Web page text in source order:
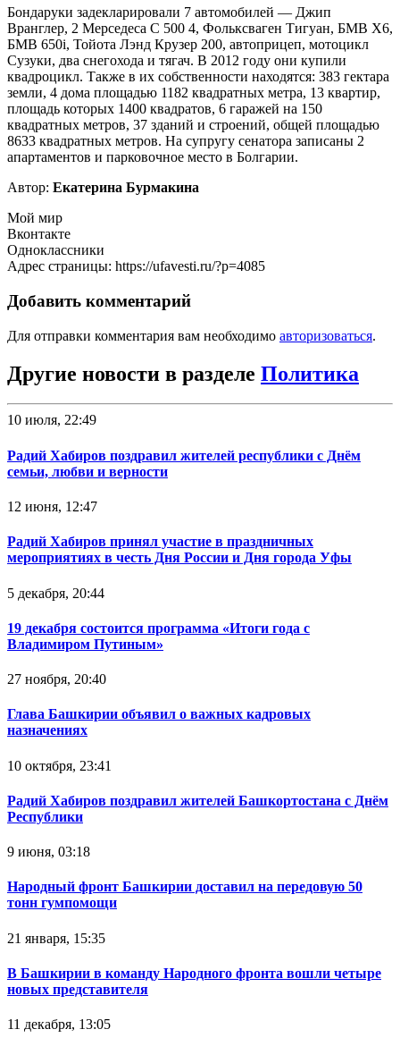
Бондаруки задекларировали 7 автомобилей — Джип
Вранглер, 2 Мерседеса С 500 4, Фольксваген Тигуан, БМВ Х6,
БМВ 650i, Тойота Лэнд Крузер 200, автоприцеп, мотоцикл
Сузуки, два снегохода и тягач. В 2012 году они купили
квадроцикл. Также в их собственности находятся: 383 гектара
земли, 4 дома площадью 1182 квадратных метра, 13 квартир,
площадь которых 1400 квадратов, 6 гаражей на 150
квадратных метров, 37 зданий и строений, общей площадью
8633 квадратных метров. На супругу сенатора записаны 2
апартаментов и парковочное место в Болгарии.
Автор: Екатерина Бурмакина
Мой мир
Вконтакте
Одноклассники
Адрес страницы: https://ufavesti.ru/?p=4085
Добавить комментарий
Для отправки комментария вам необходимо авторизоваться.
Другие новости в разделе Политика
10 июля, 22:49
Радий Хабиров поздравил жителей республики с Днём
семьи, любви и верности
12 июня, 12:47
Радий Хабиров принял участие в праздничных
мероприятиях в честь Дня России и Дня города Уфы
5 декабря, 20:44
19 декабря состоится программа «Итоги года с
Владимиром Путиным»
27 ноября, 20:40
Глава Башкирии объявил о важных кадровых
назначениях
10 октября, 23:41
Радий Хабиров поздравил жителей Башкортостана с Днём
Республики
9 июня, 03:18
Народный фронт Башкирии доставил на передовую 50
тонн гумпомощи
21 января, 15:35
В Башкирии в команду Народного фронта вошли четыре
новых представителя
11 декабря, 13:05